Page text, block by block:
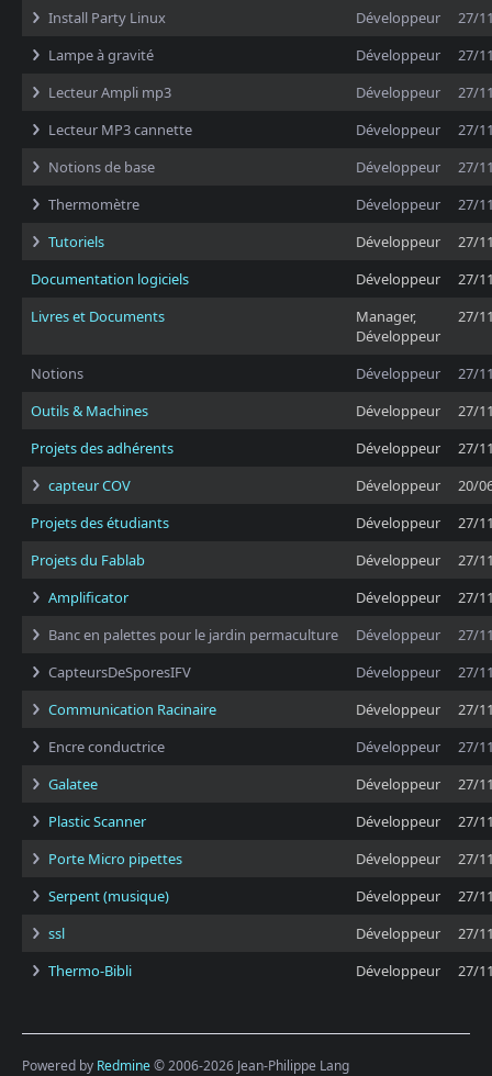
Install Party Linux
Développeur
27/
Lampe à gravité
Développeur
27/
Lecteur Ampli mp3
Développeur
27/
Lecteur MP3 cannette
Développeur
27/
Notions de base
Développeur
27/
Thermomètre
Développeur
27/
Tutoriels
Développeur
27/
Documentation logiciels
Développeur
27/
Livres et Documents
Manager,
Développeur
27/
Notions Développeur
27/
Outils & Machines
Développeur
27/
Projets des adhérents
Développeur
27/
capteur COV
Développeur
20/
Projets des étudiants
Développeur
27/
Projets du Fablab
Développeur
27/
Amplificator
Développeur
27/
Banc en palettes pour le jardin permaculture
Développeur
27/
CapteursDeSporesIFV
Développeur
27/
Communication Racinaire
Développeur
27/
Encre conductrice
Développeur
27/
Galatee
Développeur
27/
Plastic Scanner
Développeur
27/
Porte Micro pipettes
Développeur
27/
Serpent (musique)
Développeur
27/
ssl
Développeur
27/
Thermo-Bibli
Développeur 27/
Powered by Redmine© 2006-2026 Jean-Philippe Lang